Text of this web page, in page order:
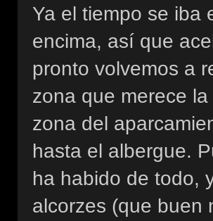
Ya el tiempo se iba
encima, así que
pronto volvemos a
zona que merece
zona del
hasta el albergue.
ha habido de todo,
alcorzes (que